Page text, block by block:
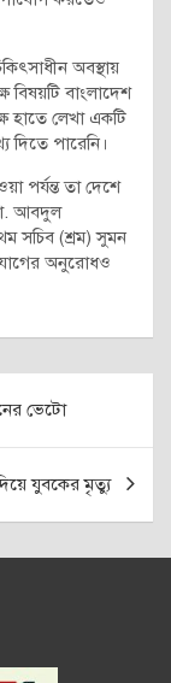
অবস্থায়
বাংলাদেশ
হাতে লেখা একটি
পারেনি।
পর্যন্ত তা দেশে
আবদুল
সচিব (শ্রম) সুমন
অনুরোধও
ভেটো
যুবকের মৃত্যু